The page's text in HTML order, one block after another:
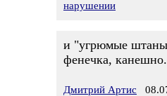
нарушении
и "угрюмые
фенечка,
Дмитрий Артис